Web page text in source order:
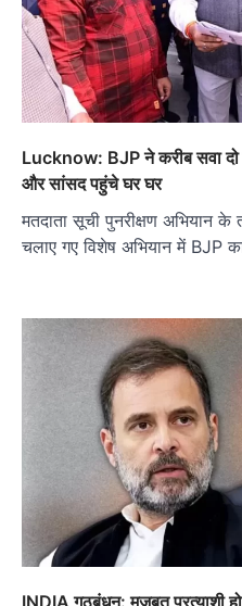
Lucknow: BJP ने करीब सवा दो
और सांसद पहुंचे घर घर
मतदाता सूची पुनरीक्षण
चलाए गए विशेष अभियान में BJP
INDIA गठबंधन: मजबूत प्रत्याशी